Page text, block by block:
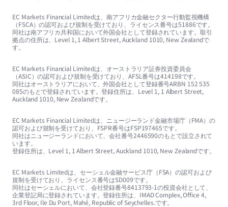
EC Markets Financial Limitedは、南アフリカ金融セクター行動監視機構
（FSCA）の認可および規制を受けており、ライセンス番号は51886です。
同社は南アフリカ共和国において外国会社として登録されています。取引
拠点の住所は、Level 1, 1 Albert Street, Auckland 1010, New Zealandで
す。
EC Markets Financial Limitedは、オーストラリア証券投資委員会
（ASIC）の認可および規制を受けており、AFSL番号は414198です。
同社はオーストラリアにおいて、外国会社として登録番号ARBN 152 535
085のもとで登録されています。登録住所は、Level 1, 1 Albert Street,
Auckland 1010, New Zealandです。
EC Markets Financial Limitedは、ニュージーランド金融市場庁（FMA）の
認可および規制を受けており、FSPR番号はFSP197465です。
同社はニュージーランドにおいて、会社番号2446590のもとで設立されて
います。
登録住所は、Level 1, 1 Albert Street, Auckland 1010, New Zealandです。
EC Markets Limitedは、セーシェル金融サービス庁（FSA）の認可および
規制を受けており、ライセンス番号はSD009です。
同社はセーシェルにおいて、会社登録番号8413793-1の投資会社として、
企業登記局に登録されています。登録住所は、IMAD Complex, Office 4,
3rd Floor, Ile Du Port, Mahé, Republic of Seychelles.です。